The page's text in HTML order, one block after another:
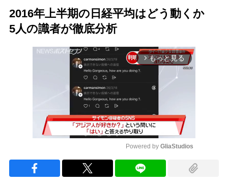
2016年上半期の日経平均はどう動くか
5人の識者が徹底分析
arrow_forward_ios もっと見る
Powered by GliaStudios